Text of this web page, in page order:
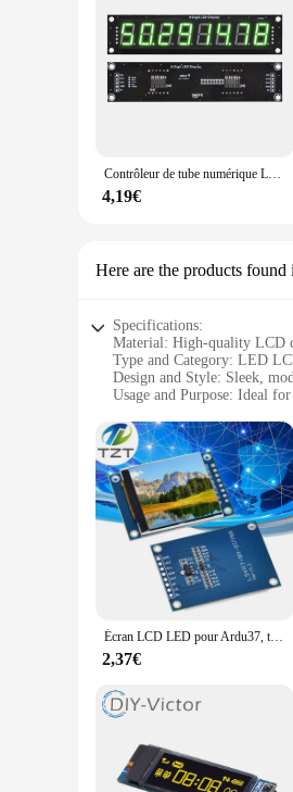
Contrôleur de tube numérique LED pour Ardu37, connexion E/S numérique à 3 broches, technologie d'affichage 74HC595, 0.56 pouces, 8 chiffres, 7 segments
4,19€
Here are the products found
Specifications:
Material: High-quality LCD
Type and Category: LED
Design and Style: Sleek,
Usage and Purpose: Ideal
Parts and Accessories:
Features:
**Enhanced Visual
The Écran LED LCD pour
experience, making it
professional applications.
**Versatile and User-
This LED LCD screen is
necessary cables and
and suppliers alike. Its
**Durable and Reliable**
time. The clear, vibrant
need a reliable display for
Écran LCD LED pour Ardu37, technologie d'affichage TFT pour documents complets, HD, IPS, 1.54x1.54, interface éventuelles I, ST7789, 240 pouces, 240 pouces
2,37€